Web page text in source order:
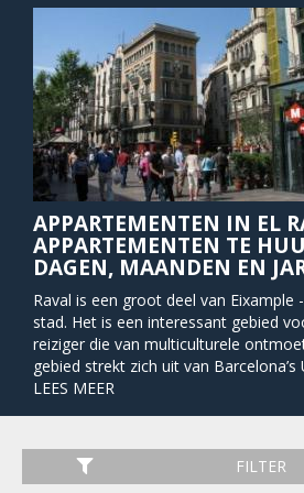
APPARTEMENTEN IN EL
APPARTEMENTEN TE
DAGEN, MAANDEN EN
Raval is een groot deel van Eixample
stad. Het is een interessant gebied
reiziger die van multiculturele
gebied strekt zich uit van
water en heeft zodoende een
degenen die Barcelona’s nachtleven
LEES MEER
FILTER